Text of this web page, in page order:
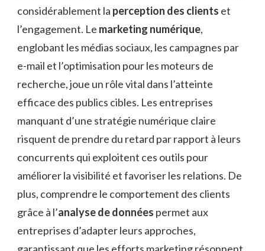
considérablement la perception des clients et
l’engagement. Le marketing numérique,
englobant les médias sociaux, les campagnes par
e-mail et l’optimisation pour les moteurs de
recherche, joue un rôle vital dans l’atteinte
efficace des publics cibles. Les entreprises
manquant d’une stratégie numérique claire
risquent de prendre du retard par rapport à leurs
concurrents qui exploitent ces outils pour
améliorer la visibilité et favoriser les relations. De
plus, comprendre le comportement des clients
grâce à l’analyse de données permet aux
entreprises d’adapter leurs approches,